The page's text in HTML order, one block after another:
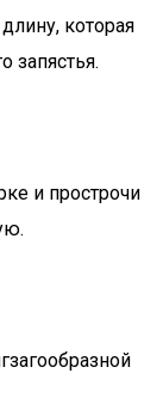
которая
запястья.
и прострочи